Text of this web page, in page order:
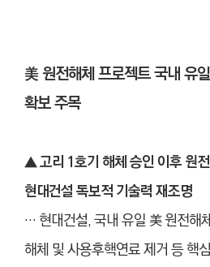
美 원전해체 프로젝트 국내 유
확보 주목
▲ 고리 1호기 해체 승인 이후 원
현대건설 독보적 기술력 재조명
… 현대건설, 국내 유일 美 원전해
해체 및 사용후핵연료 제거 등 핵